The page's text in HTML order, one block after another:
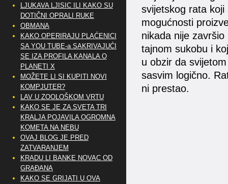
svijetskog rata
mogućnosti
nikada nije
tajnom sukobu i
u obzir da
sasvim logično.
ni prestao.
LJUKAVA LJISIC ILI KAKO SU
DOTIČNI OPRALI RUKE
OBMANA
KAKO OPERIRAJU PLAĆENICI
SA YOU TUBE-a SAKRIVAJUĆI
SE IZA PROFILA KANALA O
PLANETI X
MOŽETE LI SI KUPITI NOVI
KOMPJUTER?
LAV U ZOOLOŠKOM VRTU
KAKO SE JE ZA SVETA TRI
KRALJA POJAVILA OGROMNA
KOMETA NA NEBU
OVAJ BLOG JE PRED
ZATVARANJEM
KRADU LI BANKE NOVAC OD
GRAĐANA
KAKO SE GRIJATI U OVA